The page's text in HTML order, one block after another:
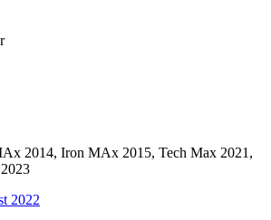
2014, Iron MAx 2015, Tech Max 2021,
2022